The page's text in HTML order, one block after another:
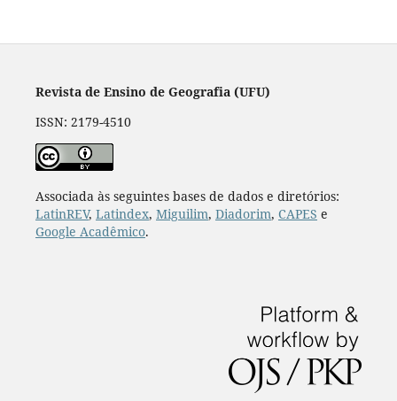
Revista de Ensino de Geografia (UFU)
ISSN: 2179-4510
Associada às seguintes bases de dados e diretórios:
LatinREV, Latindex, Miguilim, Diadorim, CAPES e
Google Acadêmico.